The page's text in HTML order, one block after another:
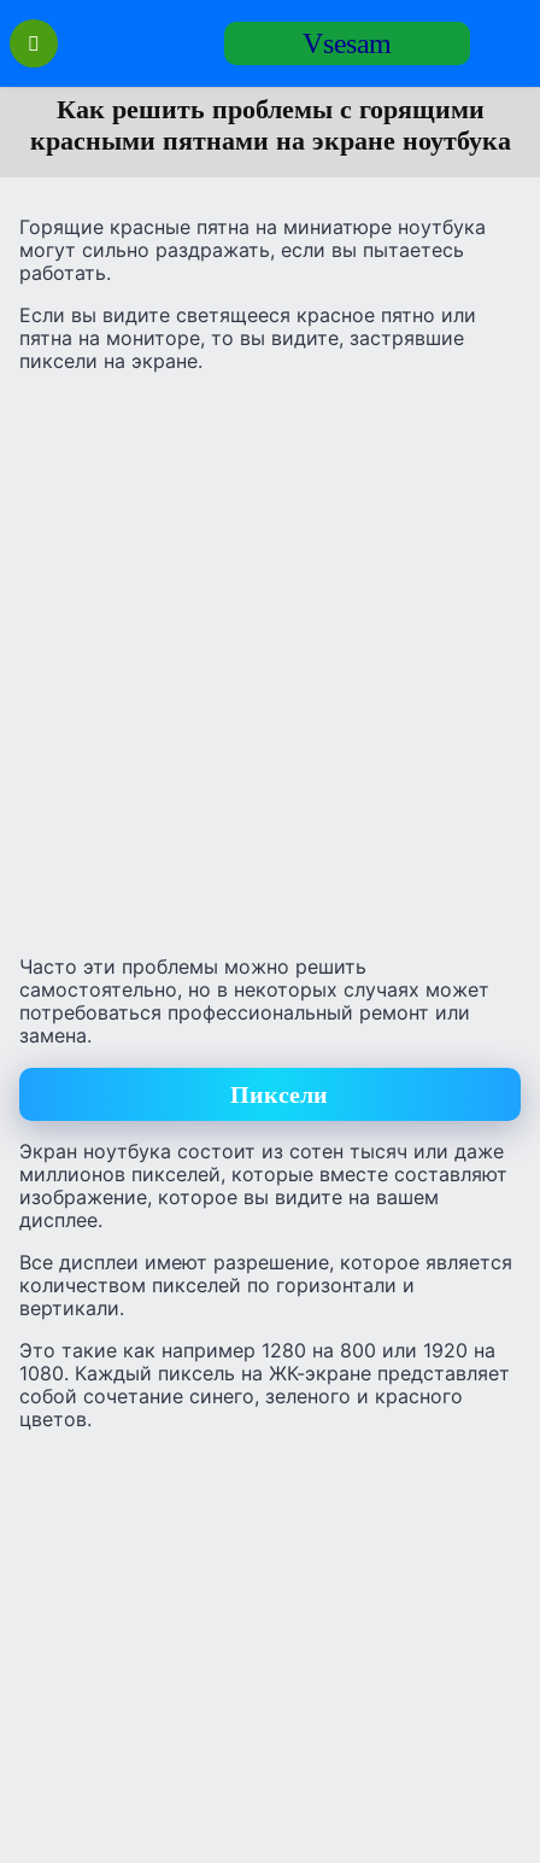
Перейти
содержанию
Vsesam
Как решить проблемы с горящими
красными пятнами на экране ноутбука
Горящие красные пятна на миниатюре ноутбука
могут сильно раздражать, если вы пытаетесь
работать.
Если вы видите светящееся красное пятно или
пятна на мониторе, то вы видите, застрявшие
пиксели на экране.
Часто эти проблемы можно решить
самостоятельно, но в некоторых случаях может
потребоваться профессиональный ремонт или
замена.
Пиксели
Экран ноутбука состоит из сотен тысяч или даже
миллионов пикселей, которые вместе составляют
изображение, которое вы видите на вашем
дисплее.
Все дисплеи имеют разрешение, которое является
количеством пикселей по горизонтали и
вертикали.
Это такие как например 1280 на 800 или 1920 на
1080. Каждый пиксель на ЖК-экране представляет
собой сочетание синего, зеленого и красного
цветов.